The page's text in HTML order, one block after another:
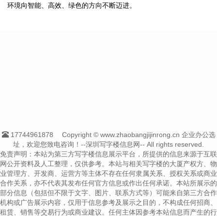
环境向智能、高效、绿色的方向不断迈进。
17744961878
Copyright © www.zhaobangjijinrong.cn 企业办公选
址，欢迎您致电咨询！--深圳写字楼信息网-- All rights reserved.
免责声明：本站为第三方写字楼信息展示平台，所提供的信息来源于互联
网公开资料及人工整理，仅供参考。本站与相关写字楼的大厦产权方、物
业管理方、开发商、运营方等主体不存在任何隶属关系、授权关系或商业
合作关系，亦不代表其发布任何官方信息或作出任何承诺。本站所展示的
部分信息（包括但不限于文字、图片、联系方式等）可能来自第三方合作
机构或广告展示内容，仅用于信息参考及展示之目的，不构成任何招商、
租赁、销售等交易行为或商业建议。任何主体因参考本站信息而产生的行